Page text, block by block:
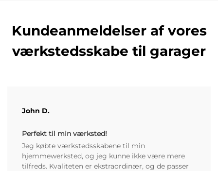
Kundeanmeldelser af vores
værkstedsskabe til garager
John D.
Perfekt til min værksted!
Jeg købte værkstedsskabene til min
hjemmewerksted, og jeg kunne ikke være mere
tilfreds. Kvaliteten er ekstraordinær, og de passer